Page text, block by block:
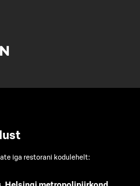
iga restorani kodulehelt: